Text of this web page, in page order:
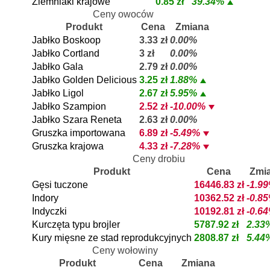
Ceny owoców
Produkt
Cena
Zmiana
Jabłko Boskoop
3.33 zł 0.00%
Jabłko Cortland
3 zł
0.00%
Jabłko Gala
2.79 zł 0.00%
Jabłko Golden Delicious 3.25 zł 1.88%
Jabłko Ligol
2.67 zł 5.95%
Jabłko Szampion
2.52 zł -10.00%
Jabłko Szara Reneta
2.63 zł 0.00%
Gruszka importowana
6.89 zł -5.49%
Gruszka krajowa
4.33 zł -7.28%
Ceny drobiu
Produkt
Cena
Gęsi tuczone
16446.83 zł -
Indory
10362.52 zł -
Indyczki
10192.81 zł -
Kurczęta typu brojler
5787.92 zł
Kury mięsne ze stad reprodukcyjnych 2808.87 zł
Ceny wołowiny
Produkt
Cena
Zmiana